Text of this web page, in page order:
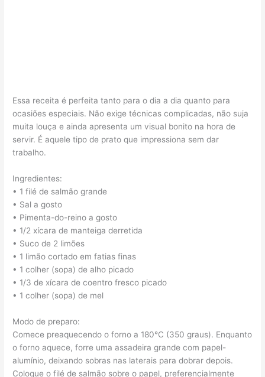
Essa receita é perfeita tanto para o dia a dia quanto para
ocasiões especiais. Não exige técnicas complicadas, não suja
muita louça e ainda apresenta um visual bonito na hora de
servir. É aquele tipo de prato que impressiona sem dar
trabalho.
Ingredientes:
• 1 filé de salmão grande
• Sal a gosto
• Pimenta-do-reino a gosto
• 1/2 xícara de manteiga derretida
• Suco de 2 limões
• 1 limão cortado em fatias finas
• 1 colher (sopa) de alho picado
• 1/3 de xícara de coentro fresco picado
• 1 colher (sopa) de mel
Modo de preparo:
Comece preaquecendo o forno a 180°C (350 graus). Enquanto
o forno aquece, forre uma assadeira grande com papel-
alumínio, deixando sobras nas laterais para dobrar depois.
Coloque o filé de salmão sobre o papel, preferencialmente